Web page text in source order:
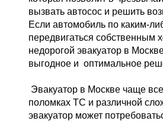
Если автомобиль по каким-
передвигаться собственным
недорогой эвакуатор в
выгодное и оптимальное
поломках ТС и различной
эвакуатор может